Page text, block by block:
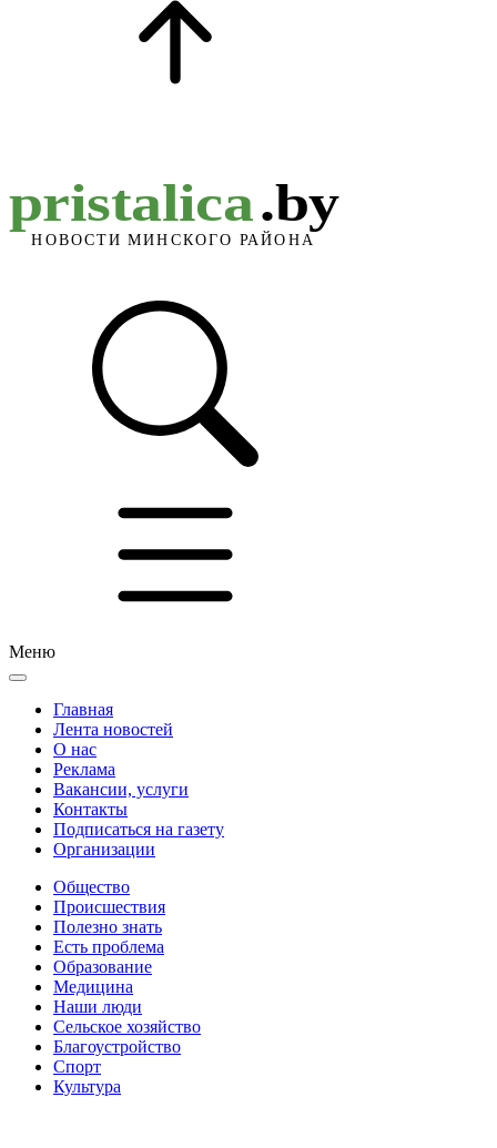
Меню
Главная
Лента новостей
О нас
Реклама
Вакансии, услуги
Контакты
Подписаться на газету
Организации
Общество
Происшествия
Полезно знать
Есть проблема
Образование
Медицина
Наши люди
Сельское хозяйство
Благоустройство
Спорт
Культура